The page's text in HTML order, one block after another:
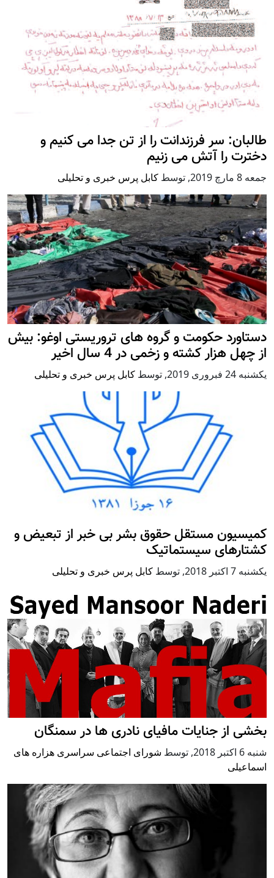
طالبان: سر فرزندانت را از تن جدا می کنیم و
دخترت را آتش می زنیم
جمعه 8 مارچ 2019 , توسط کابل پرس خبری و تحلیلی
دستاورد حکومت و گروه های تروریستی اوغو: بیش
از چهل هزار کشته و زخمی در 4 سال اخیر
يكشنبه 24 فبروری 2019 , توسط کابل پرس خبری و تحلیلی
کمیسیون مستقل حقوق بشر بی خبر از تبعیض و
کشتارهای سیستماتیک
يكشنبه 7 اكتبر 2018 , توسط کابل پرس خبری و تحلیلی
بخشی از جنایات مافیای نادری ها در سمنگان
شنبه 6 اكتبر 2018 , توسط شورای اجتماعی سراسری هزاره های
اسماعیلی